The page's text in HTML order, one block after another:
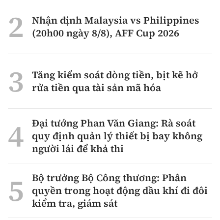
Nhận định Malaysia vs Philippines
(20h00 ngày 8/8), AFF Cup 2026
Tăng kiểm soát dòng tiền, bịt kẽ hở
rửa tiền qua tài sản mã hóa
Đại tướng Phan Văn Giang: Rà soát
quy định quản lý thiết bị bay không
người lái để khả thi
Bộ trưởng Bộ Công thương: Phân
quyền trong hoạt động dầu khí đi đôi
kiểm tra, giám sát